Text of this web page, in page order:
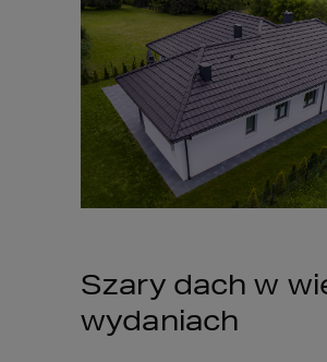
Szary dach w
wydaniach